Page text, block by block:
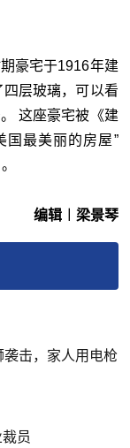
豪宅于1916年建
层玻璃，可以看
这座豪宅被《建
国最美丽的房屋”
编辑︱梁景琴
击，家人用电枪
员